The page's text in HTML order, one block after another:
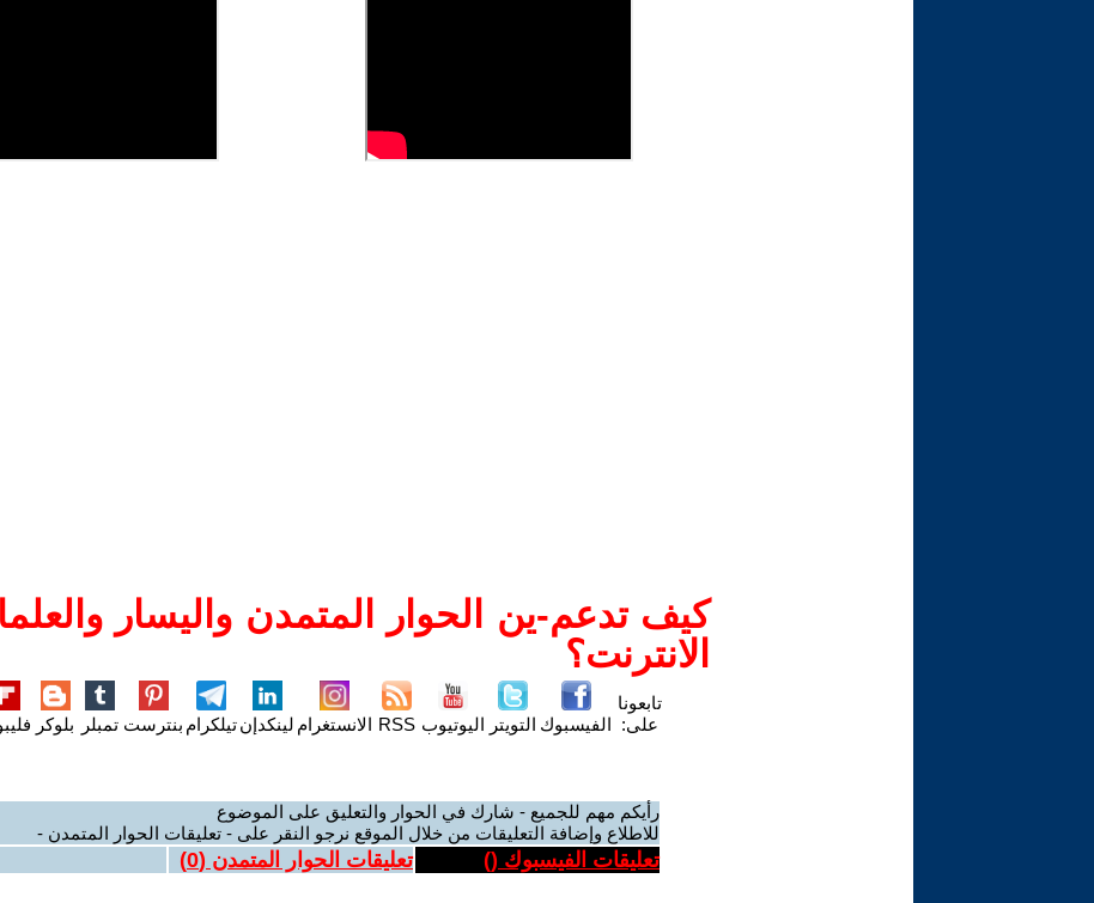
كيف تدعم-ين الحوار المتمدن واليسار
الانترنت؟
تابعونا
على: الفيسبوك التويتر اليوتيوب RSS الانستغرام لينكدإنتيلكرام بنترست تمبلر بلوكر
رأيكم مهم للجميع - شارك في الحوار والتعليق على الموضوع
للاطلاع وإضافة التعليقات من خلال الموقع نرجو النقر على - تعليقات الحوار المتمدن -
تعليقات الفيسبوك () تعليقات الحوار المتمدن (0
)